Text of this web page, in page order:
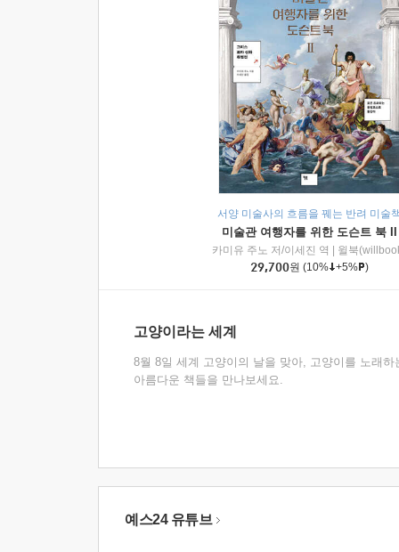
서양 미술사의 흐름을 꿰는 반려 미술
미술관 여행자를 위한 도슨트 북 II
카미유 주노 저/이세진 역
윌북
29,700원 (10% +5% )
고양이라는 세계
8월 8일 세계 고양이의 날을 맞아, 고양이를 노래하
아름다운 책들을 만나보세요.
예스24 유튜브